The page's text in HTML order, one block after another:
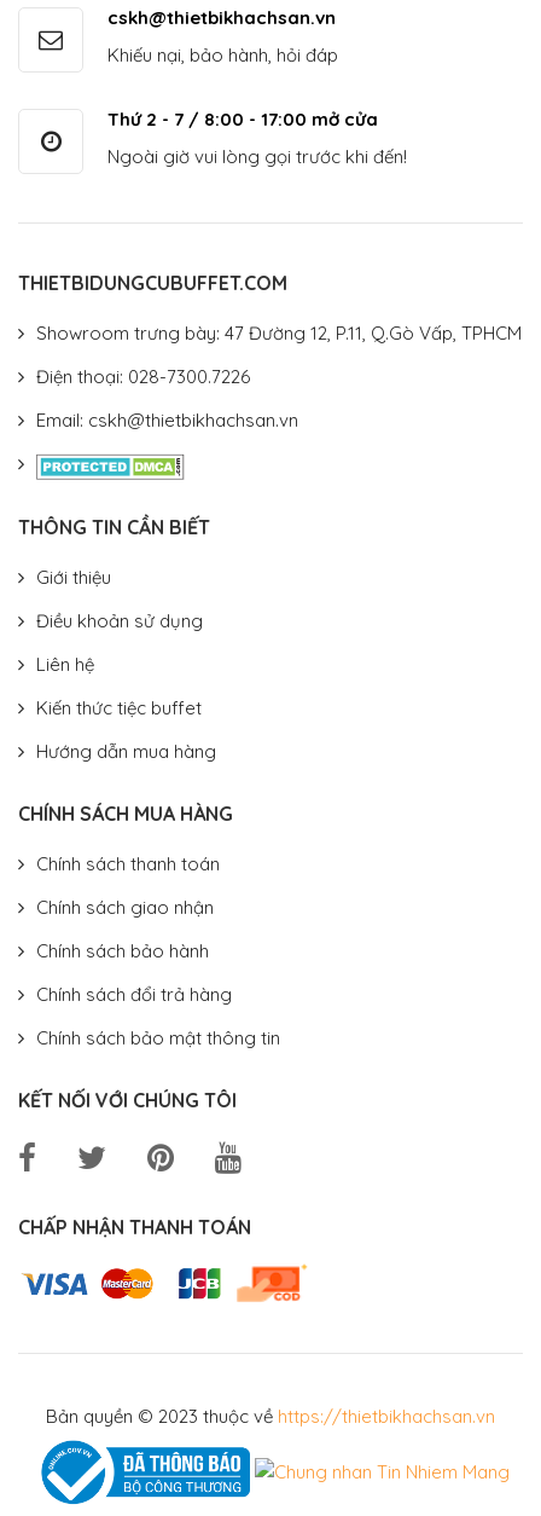
cskh@thietbikhachsan.vn
Khiếu nại, bảo hành, hỏi đáp
Thứ 2 - 7 / 8:00 - 17:00 mở cửa
Ngoài giờ vui lòng gọi trước khi đến!
THIETBIDUNGCUBUFFET.COM
Showroom trưng bày: 47 Đường 12, P.11, Q.Gò Vấp, TPHCM
Điện thoại: 028-7300.7226
Email: cskh@thietbikhachsan.vn
THÔNG TIN CẦN BIẾT
Giới thiệu
Điều khoản sử dụng
Liên hệ
Kiến thức tiệc buffet
Hướng dẫn mua hàng
CHÍNH SÁCH MUA HÀNG
Chính sách thanh toán
Chính sách giao nhận
Chính sách bảo hành
Chính sách đổi trả hàng
Chính sách bảo mật thông tin
KẾT NỐI VỚI CHÚNG TÔI
CHẤP NHẬN THANH TOÁN
Bản quyền © 2023 thuộc về https://thietbikhachsan.vn